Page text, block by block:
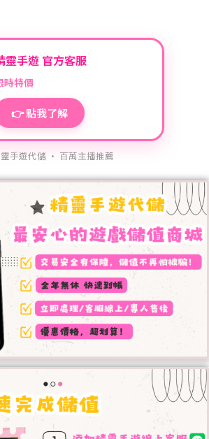
靈手遊 官方客服
時特價
👉 點我了解
手遊代儲 · 百萬主播推薦